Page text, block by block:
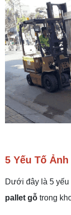
5 Yếu Tố
Dưới đây là 5 yếu
pallet gỗ trong